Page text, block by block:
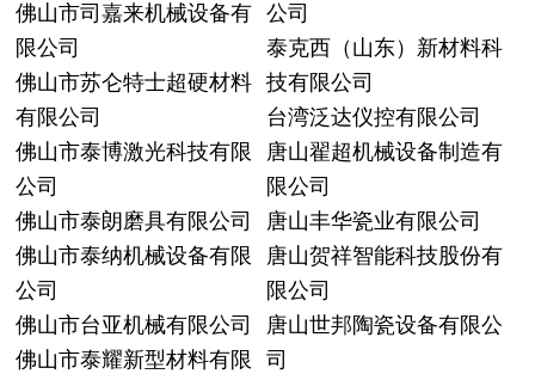
佛山市司嘉来机械设备有
限公司
佛山市苏仑特士超硬材料
有限公司
佛山市泰博激光科技有限
公司
佛山市泰朗磨具有限公司
佛山市泰纳机械设备有限
公司
佛山市台亚机械有限公司
佛山市泰耀新型材料有限
公司
泰克西（山东）新材料科
技有限公司
台湾泛达仪控有限公司
唐山翟超机械设备制造有
限公司
唐山丰华瓷业有限公司
唐山贺祥智能科技股份有
限公司
唐山世邦陶瓷设备有限公
司